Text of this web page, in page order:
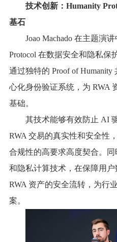
技术创新：Humanity
基石
Joao Machado 在主题演
Protocol 在数据安全和隐私保
通过独特的 Proof of
心化身份验证系统，为 RWA
基础。
其技术能够有效防止 AI
RWA 交易的真实性和安全性
合规性的高要求高度契合。
和隐私计算技术，在保障用
RWA 资产的安全流转，为行
案。